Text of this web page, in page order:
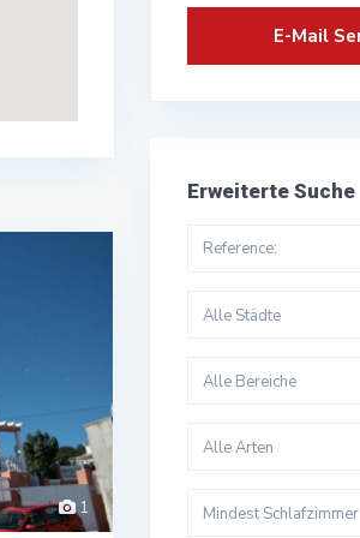
1
Erweiterte Suche
Alle Städte
Alle Bereiche
Alle Arten
Mindest Schlafzimmer